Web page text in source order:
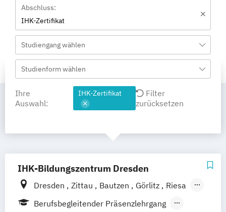
Abschluss:
IHK-Zertifikat
Studiengang wählen
Studienform wählen
Ihre
Auswahl:
IHK-Zertifikat
Filter
zurücksetzen
IHK-Bildungszentrum Dresden
Dresden Zittau Bautzen Görlitz
Riesa
Weißwasser
Hoyerswerda Online
Berufsbegleitender Präsenzlehrgang